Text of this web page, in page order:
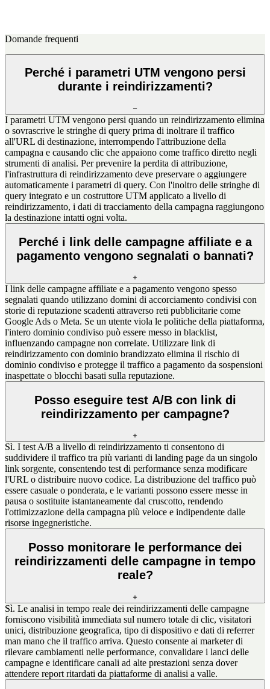
Domande frequenti
Perché i parametri UTM vengono persi
durante i reindirizzamenti?
I parametri UTM vengono persi quando un reindirizzamento elimina
o sovrascrive le stringhe di query prima di inoltrare il traffico
all'URL di destinazione, interrompendo l'attribuzione della
campagna e causando clic che appaiono come traffico diretto negli
strumenti di analisi. Per prevenire la perdita di attribuzione,
l'infrastruttura di reindirizzamento deve preservare o aggiungere
automaticamente i parametri di query. Con l'inoltro delle stringhe di
query integrato e un costruttore UTM applicato a livello di
reindirizzamento, i dati di tracciamento della campagna raggiungono
la destinazione intatti ogni volta.
Perché i link delle campagne affiliate e a
pagamento vengono segnalati o bannati?
I link delle campagne affiliate e a pagamento vengono spesso
segnalati quando utilizzano domini di accorciamento condivisi con
storie di reputazione scadenti attraverso reti pubblicitarie come
Google Ads o Meta. Se un utente viola le politiche della piattaforma,
l'intero dominio condiviso può essere messo in blacklist,
influenzando campagne non correlate. Utilizzare link di
reindirizzamento con dominio brandizzato elimina il rischio di
dominio condiviso e protegge il traffico a pagamento da sospensioni
inaspettate o blocchi basati sulla reputazione.
Posso eseguire test A/B con link di
reindirizzamento per campagne?
Sì. I test A/B a livello di reindirizzamento ti consentono di
suddividere il traffico tra più varianti di landing page da un singolo
link sorgente, consentendo test di performance senza modificare
l'URL o distribuire nuovo codice. La distribuzione del traffico può
essere casuale o ponderata, e le varianti possono essere messe in
pausa o sostituite istantaneamente dal cruscotto, rendendo
l'ottimizzazione della campagna più veloce e indipendente dalle
risorse ingegneristiche.
Posso monitorare le performance dei
reindirizzamenti delle campagne in tempo
reale?
Sì. Le analisi in tempo reale dei reindirizzamenti delle campagne
forniscono visibilità immediata sul numero totale di clic, visitatori
unici, distribuzione geografica, tipo di dispositivo e dati di referrer
man mano che il traffico arriva. Questo consente ai marketer di
rilevare cambiamenti nelle performance, convalidare i lanci delle
campagne e identificare canali ad alte prestazioni senza dover
attendere report ritardati da piattaforme di analisi a valle.